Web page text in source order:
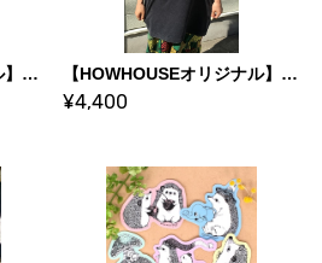
【HOWHOUSEオリジナル】 13th Tシャツ(イエロー レッド ベージュ グレー) 【HOWHOUSEオリジナル】13th Tシャツ(ブラック パープル ネイビー ブルー グリーン)
¥4,400